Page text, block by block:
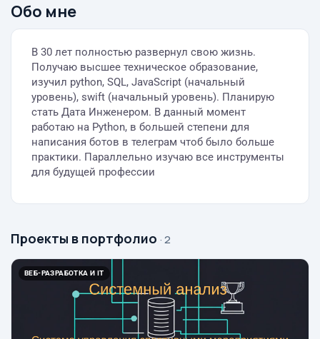
Обо мне
В 30 лет полностью развернул свою жизнь.
Получаю высшее техническое образование,
изучил python, SQL, JavaScript (начальный
уровень), swift (начальный уровень). Планирую
стать Дата Инженером. В данный момент
работаю на Python, в большей степени для
написания ботов в телеграм чтоб было больше
практики. Параллельно изучаю все инструменты
для будущей профессии
Проекты в портфолио · 2
ВЕБ-РАЗРАБОТКА И IT